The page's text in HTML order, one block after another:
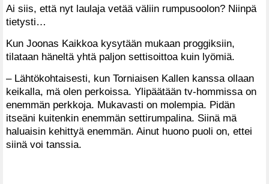
Ai siis, että nyt laulaja vetää väliin rumpusoolon? Niinpä
tietysti…
Kun Joonas Kaikkoa kysytään mukaan proggiksiin,
tilataan häneltä yhtä paljon settisoittoa kuin lyömiä.
– Lähtökohtaisesti, kun Torniaisen Kallen kanssa ollaan
keikalla, mä olen perkoissa. Ylipäätään tv-hommissa on
enemmän perkkoja. Mukavasti on molempia. Pidän
itseäni kuitenkin enemmän settirumpalina. Siinä mä
haluaisin kehittyä enemmän. Ainut huono puoli on, ettei
siinä voi tanssia.